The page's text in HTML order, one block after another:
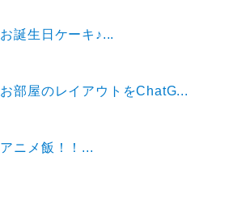
お誕生日ケーキ♪...
お部屋のレイアウトをChatG...
アニメ飯！！...